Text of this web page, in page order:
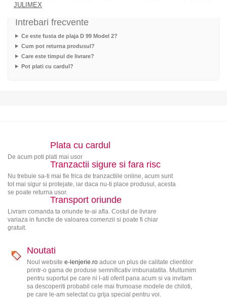
JULIMEX
Intrebari frecvente
Ce este fusta de plaja D 99 Model 2?
Cum pot returna produsul?
Care este timpul de livrare?
Pot plati cu cardul?
Plata cu cardul
De acum poti plati mai usor
Tranzactii sigure si fara risc
Nu trebuie sa-ti mai fie frica de tranzactiile online, acum sunt
tot mai sigur si protejate, iar daca nu-ti place produsul, acesta
se poate returna usor.
Transport oriunde
Livram comanda ta oriunde te-ai afla. Costul de livrare
variaza in functie de valoarea comenzii si poate fi chiar
gratuit.
Noutati
Noul website e-lenjerie.roaduce un plus de calitate clientilor
printr-o gama de produse semnificativ imbunatatita. Multumim
pentru suportul pe care ni l-ati oferit pana acum si va invitam
sa descoperiti probabil cele mai frumoase modele de chiloti,
pe care le-am selectat cu grija special pentru voi.